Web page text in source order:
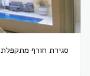
סגירת חורף מתקפלת